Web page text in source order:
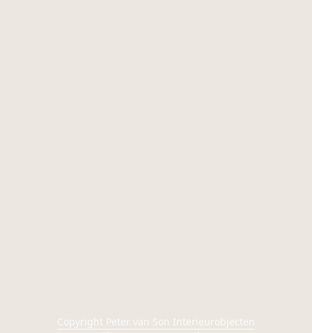
Copyright Peter van Son Interieurobjecten